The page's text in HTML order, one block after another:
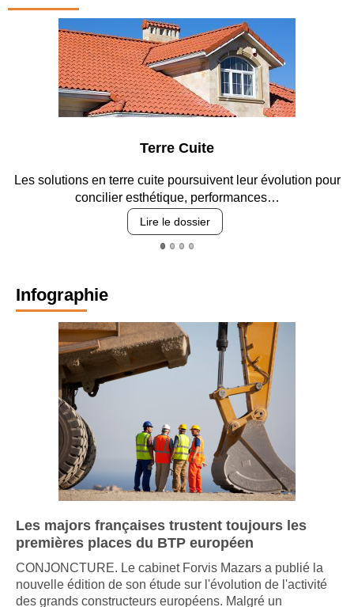
Terre Cuite
Les solutions en terre cuite poursuivent leur évolution pour
concilier esthétique, performances…
Lire le dossier
Infographie
Les majors françaises trustent toujours les
premières places du BTP européen
CONJONCTURE. Le cabinet Forvis Mazars a publié la
nouvelle édition de son étude sur l'évolution de l'activité
des grands constructeurs européens. Malgré un